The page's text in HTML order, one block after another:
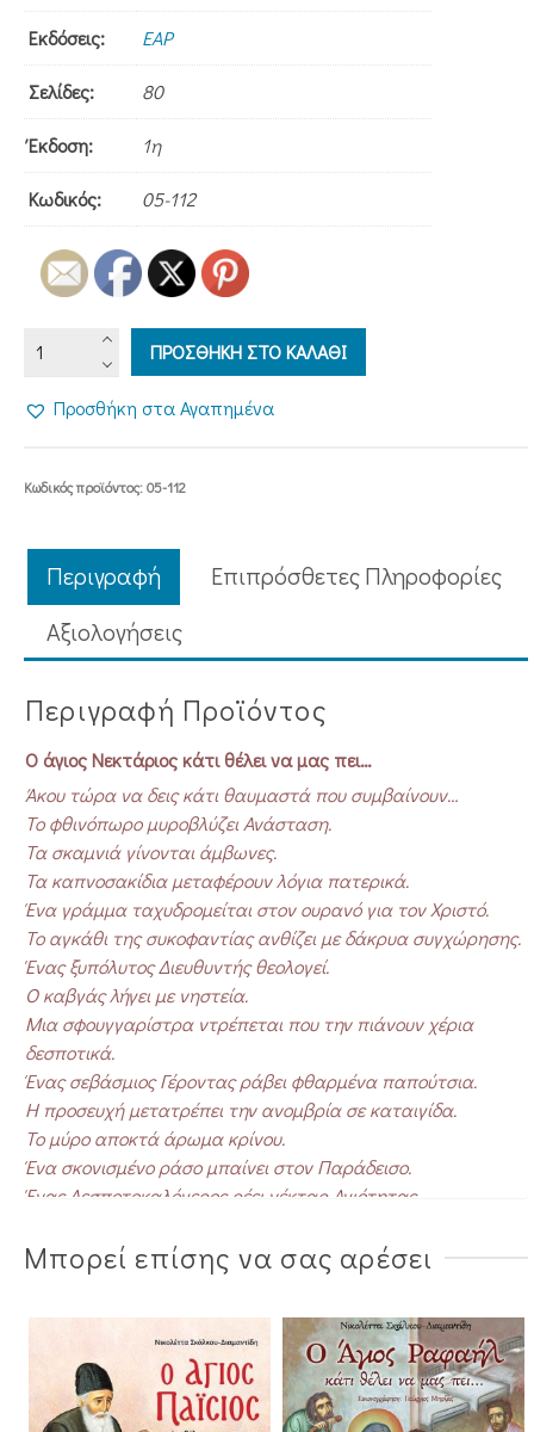
Εκδόσεις: ΕΑΡ
Σελίδες: 80
Έκδοση: 1η
Κωδικός: 05-112
ΝΕΚΤΑΡΙΟΣ
ΝΑ
ποσότητα
ΠΡΟΣΘΗΚΗ ΣΤΟ ΚΑΛΑΘΙ
Προσθήκη στα Αγαπημένα
Κωδικός προϊόντος:05-112
Περιγραφή
Επιπρόσθετες Πληροφορίες
Aξιολογήσεις
Περιγραφή Προϊόντος
Ο άγιος Νεκτάριος κάτι θέλει να μας πει…
Άκου τώρα να δεις κάτι θαυμαστά που συμβαίνουν…
Το φθινόπωρο μυροβλύζει Ανάσταση.
Τα σκαμνιά γίνονται άμβωνες.
Τα καπνοσακίδια μεταφέρουν λόγια πατερικά.
Ένα γράμμα ταχυδρομείται στον ουρανό για τον Χριστό.
Το αγκάθι της συκοφαντίας ανθίζει με δάκρυα συγχώρησης.
Ένας ξυπόλυτος Διευθυντής θεολογεί.
Ο καβγάς λήγει με νηστεία.
Μια σφουγγαρίστρα ντρέπεται που την πιάνουν χέρια
δεσποτικά.
Ένας σεβάσμιος Γέροντας ράβει φθαρμένα παπούτσια.
Η προσευχή μετατρέπει την ανομβρία σε καταιγίδα.
Το μύρο αποκτά άρωμα κρίνου.
Ένα σκονισμένο ράσο μπαίνει στον Παράδεισο.
Ένας Δεσποτοκαλόγερος ρέει νέκταρ Αγιότητας.
Ο Άγιος Νεκτάριος ο Θαυματουργός από τον ουρανό
βρίσκεται κοντά σου στο λεπτό ολοταχώς!
Συνοδεύεται από CD που περιέχει αφήγηση αποσπασμάτων
του βιβλίου, καθώς και τον Ύμνο προς την Παναγία «Ἁγνή
Παρθένε Δέσποινα», τον οποίο έγραψε ο ίδιος ο Άγιος
Νεκτάριος. Τον Ύμνο ψέλνουν τα παιδιά από τον Παιδικό
Μπορεί επίσης να σας αρέσει